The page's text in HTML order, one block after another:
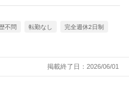
不問 転勤なし 完全週休2日制
掲載終了日：2026/06/01